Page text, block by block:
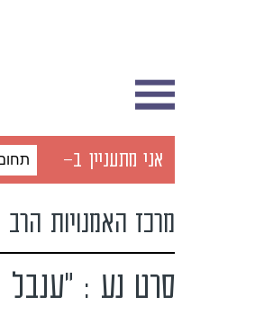
אני מתעניין ב-
מרכז האמנויות הרב
סרט נע : "ענבל